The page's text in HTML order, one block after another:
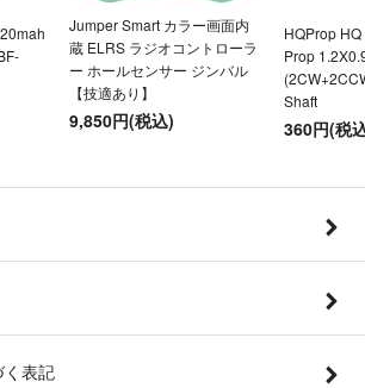
Jumper Smart カラー画面内
蔵 ELRS ラジオコントローラ
ー ホールセンサー ジンバル
【技適あり】
9,850円(税込)
HQProp
Prop
Shaft
360円(税
表記